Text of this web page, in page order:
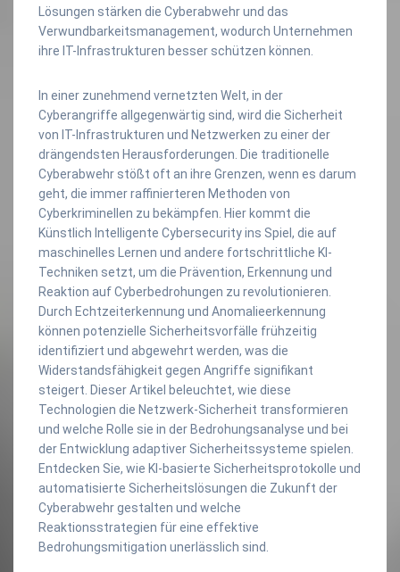
Lösungen stärken die Cyberabwehr und das
Verwundbarkeitsmanagement, wodurch Unternehmen
ihre IT-Infrastrukturen besser schützen können.
In einer zunehmend vernetzten Welt, in der
Cyberangriffe allgegenwärtig sind, wird die Sicherheit
von IT-Infrastrukturen und Netzwerken zu einer der
drängendsten Herausforderungen. Die traditionelle
Cyberabwehr stößt oft an ihre Grenzen, wenn es darum
geht, die immer raffinierteren Methoden von
Cyberkriminellen zu bekämpfen. Hier kommt die
Künstlich Intelligente Cybersecurity ins Spiel, die auf
maschinelles Lernen und andere fortschrittliche KI-
Techniken setzt, um die Prävention, Erkennung und
Reaktion auf Cyberbedrohungen zu revolutionieren.
Durch Echtzeiterkennung und Anomalieerkennung
können potenzielle Sicherheitsvorfälle frühzeitig
identifiziert und abgewehrt werden, was die
Widerstandsfähigkeit gegen Angriffe signifikant
steigert. Dieser Artikel beleuchtet, wie diese
Technologien die Netzwerk-Sicherheit transformieren
und welche Rolle sie in der Bedrohungsanalyse und bei
der Entwicklung adaptiver Sicherheitssysteme spielen.
Entdecken Sie, wie KI-basierte Sicherheitsprotokolle und
automatisierte Sicherheitslösungen die Zukunft der
Cyberabwehr gestalten und welche
Reaktionsstrategien für eine effektive
Bedrohungsmitigation unerlässlich sind.